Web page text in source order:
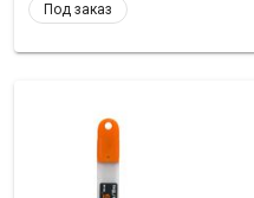
Под заказ